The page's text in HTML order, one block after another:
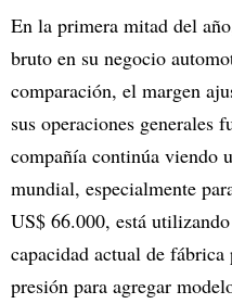
En la primera mitad del
bruto en su negocio
comparación, el margen
sus operaciones generales
compañía continúa viendo
mundial, especialmente
US$ 66.000, está
capacidad actual de
presión para agregar